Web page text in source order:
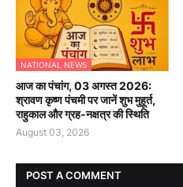
NATIONAL NEWS
आज का पंचांग, 03 अगस्त 2026:
श्रावण कृष्ण पंचमी पर जानें शुभ मुहूर्त,
राहुकाल और ग्रह-नक्षत्र की स्थिति
August 03, 2026
POST A COMMENT